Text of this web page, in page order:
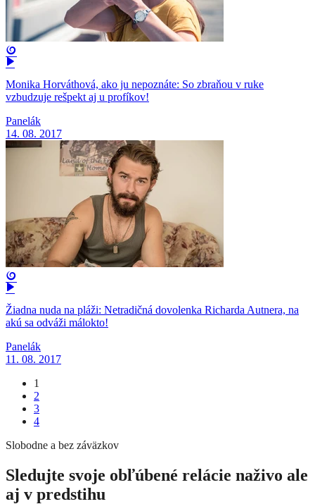
Monika Horváthová, ako ju nepoznáte: So zbraňou v ruke
vzbudzuje rešpekt aj u profíkov!
Panelák
14. 08. 2017
Žiadna nuda na pláži: Netradičná dovolenka Richarda Autnera, na
akú sa odváži málokto!
Panelák
11. 08. 2017
1
2
3
4
Slobodne a bez záväzkov
Sledujte svoje obľúbené relácie naživo ale
aj v predstihu